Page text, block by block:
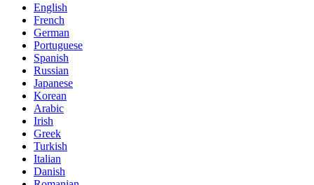
English
French
German
Portuguese
Spanish
Russian
Japanese
Korean
Arabic
Irish
Greek
Turkish
Italian
Danish